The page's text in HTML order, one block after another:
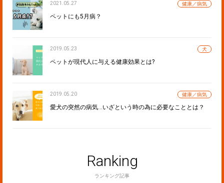
2021.05.27 健康／病気
ペットにも5月病？
2019.05.23 犬
ペットが現代人に与える健康効果とは?
2019.05.20 健康／病気
愛犬の突然の病気…いざという時の為に必要なこととは？
Ranking
ランキング記事